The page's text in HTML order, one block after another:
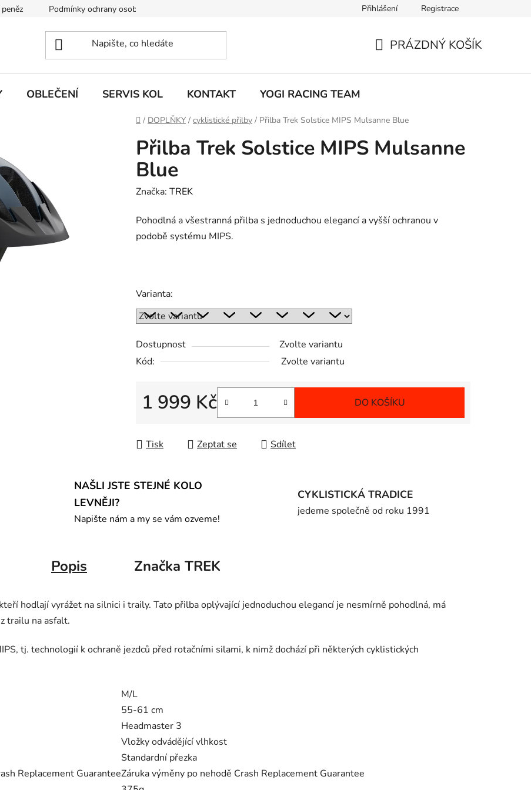
Podmínky ochrany osobních údajů Přihlášení Registrace
PRÁZDNÝ KOŠÍK
OBLEČENÍ SERVIS KOL KONTAKT YOGI RACING TEAM
Domů
/ DOPLŇKY / cyklistické přilby / Přilba Trek Solstice MIPS Mulsanne Blue
Přilba Trek Solstice MIPS Mulsanne
Blue
Značka: TREK
Pohodlná a všestranná přilba s jednoduchou elegancí a vyšší ochranou v
podobě systému MIPS.
Varianta:
Dostupnost
Zvolte variantu
Kód:
Zvolte variantu
1 999 Kč DO KOŠÍKU
Tisk Zeptat se Sdílet
NAŠLI JSTE STEJNÉ KOLO
LEVNĚJI?
Napište nám a my se vám ozveme!
CYKLISTICKÁ TRADICE
jedeme společně od roku 1991
Popis Značka TREK
hodlají vyrážet na silnici i traily. Tato přilba oplývající jednoduchou elegancí je nesmírně pohodlná, má
trailu na asfalt.
tj. technologií k ochraně jezdců před rotačními silami, k nimž dochází při některých cyklistických
M/L
55-61 cm
Headmaster 3
Vložky odvádějící vlhkost
Standardní přezka
Replacement GuaranteeZáruka výměny po nehodě Crash Replacement Guarantee